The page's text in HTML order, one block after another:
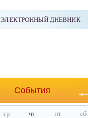
ЭЛЕКТРОННЫЙ ДНЕВНИК
События
ср чт пт сб